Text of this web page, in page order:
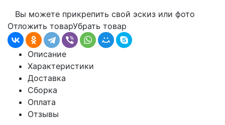
Вы можете прикрепить свой эскиз или фото
Отложить товарУбрать товар
Описание
Характеристики
Доставка
Сборка
Оплата
Отзывы